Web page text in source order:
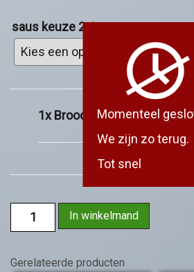
saus keuze 2*
1xBroodje Kipschnitzel
In winkelmand
Gerelateerde producten
Momenteel
We zijn zo terug.
Tot snel